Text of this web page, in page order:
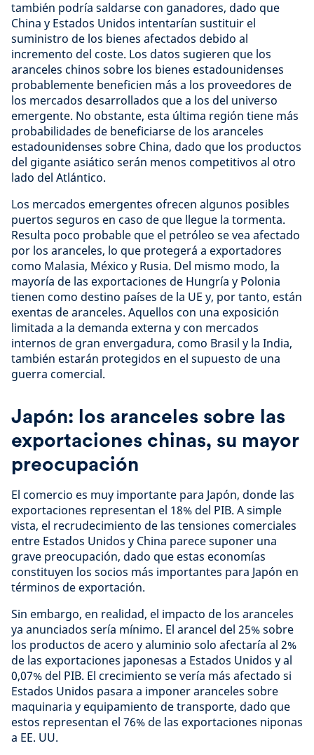
también podría saldarse con ganadores, dado que
China y Estados Unidos intentarían sustituir el
suministro de los bienes afectados debido al
incremento del coste. Los datos sugieren que los
aranceles chinos sobre los bienes estadounidenses
probablemente beneficien más a los proveedores de
los mercados desarrollados que a los del universo
emergente. No obstante, esta última región tiene más
probabilidades de beneficiarse de los aranceles
estadounidenses sobre China, dado que los productos
del gigante asiático serán menos competitivos al otro
lado del Atlántico.
Los mercados emergentes ofrecen algunos posibles
puertos seguros en caso de que llegue la tormenta.
Resulta poco probable que el petróleo se vea afectado
por los aranceles, lo que protegerá a exportadores
como Malasia, México y Rusia. Del mismo modo, la
mayoría de las exportaciones de Hungría y Polonia
tienen como destino países de la UE y, por tanto, están
exentas de aranceles. Aquellos con una exposición
limitada a la demanda externa y con mercados
internos de gran envergadura, como Brasil y la India,
también estarán protegidos en el supuesto de una
guerra comercial.
Japón: los aranceles sobre las
exportaciones chinas, su mayor
preocupación
El comercio es muy importante para Japón, donde las
exportaciones representan el 18% del PIB. A simple
vista, el recrudecimiento de las tensiones comerciales
entre Estados Unidos y China parece suponer una
grave preocupación, dado que estas economías
constituyen los socios más importantes para Japón en
términos de exportación.
Sin embargo, en realidad, el impacto de los aranceles
ya anunciados sería mínimo. El arancel del 25% sobre
los productos de acero y aluminio solo afectaría al 2%
de las exportaciones japonesas a Estados Unidos y al
0,07% del PIB. El crecimiento se vería más afectado si
Estados Unidos pasara a imponer aranceles sobre
maquinaria y equipamiento de transporte, dado que
estos representan el 76% de las exportaciones niponas
a EE. UU.